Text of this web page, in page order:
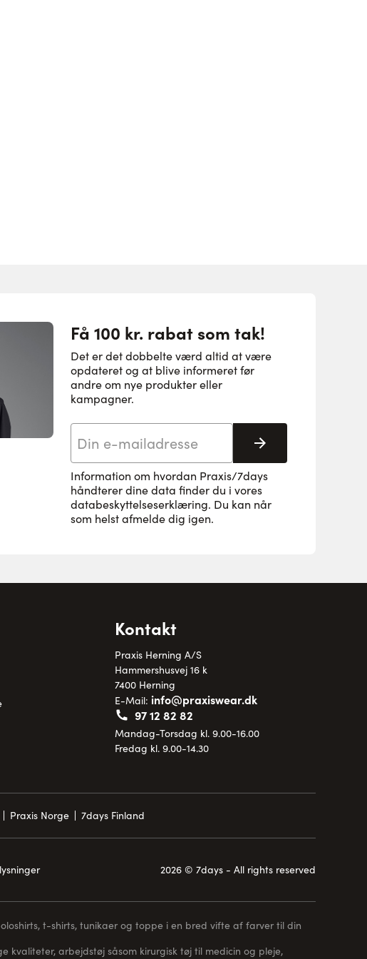
Få 100 kr. rabat som tak!
Det er det dobbelte værd altid at være
opdateret og at blive informeret før
andre om nye produkter eller
kampagner.
Tilmeld her
Information om hvordan Praxis/7days
håndterer dine data finder du i vores
databeskyttelseserklæring. Du kan når
som helst afmelde dig igen.
Kontakt
Praxis Herning A/S
Hammershusvej 16 k
7400 Herning
E-Mail: info@praxiswear.dk
97 12 82 82
Mandag-Torsdag kl. 9.00-16.00
Fredag kl. 9.00-14.30
Praxis Norge 7days Finland
2026 © 7days - All rights reserved
t-shirts, tunikaer og toppe i en bred vifte af farver til din
kvaliteter, arbejdstøj såsom kirurgisk tøj til medicin og pleje,